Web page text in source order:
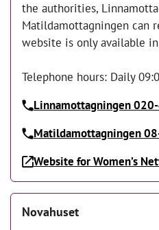
the authorities,
Matildamottagningen can
website is only available
Telephone hours: Daily
Linnamottagningen
Matildamottagningen
Website for Women’s
Novahuset